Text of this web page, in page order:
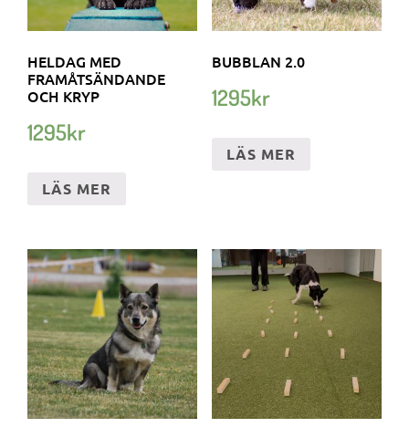
HELDAG MED
FRAMÅTSÄNDANDE
OCH KRYP
1295kr
LÄS MER
BUBBLAN 2.0
1295kr
LÄS MER